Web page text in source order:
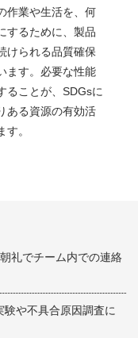
作業や生活を、何
するために、製品
けられる品質確保
ます。必要な性能
ることが、SDGsに
ある資源の有効活
。
礼でチーム内での連絡
や不具合原因調査に